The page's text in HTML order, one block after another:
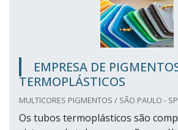
EMPRESA DE
TERMOPLÁSTICOS
MULTICORES PIGMENTOS / SÃO PAULO - SP
Os tubos termoplásticos são